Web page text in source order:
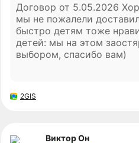
Договор от 5.05.2026
мы не пожалели
быстро детям тоже
детей: мы на этом
выбором, спасибо вам)
2GIS
Виктор Он